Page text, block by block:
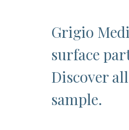
Grigio
surface
Discover
sample.